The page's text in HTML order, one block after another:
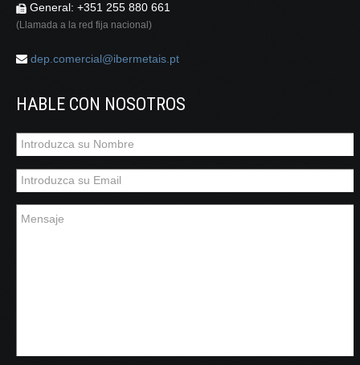
General: +351 255 880 661
(Llamada a la red fija nacional)
dep.comercial@ibermetais.pt
HABLE CON NOSOTROS